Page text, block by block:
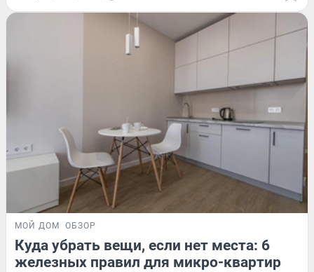
МОЙ ДОМ ОБЗОР
Куда убрать вещи, если нет места: 6
железных правил для микро-квартир